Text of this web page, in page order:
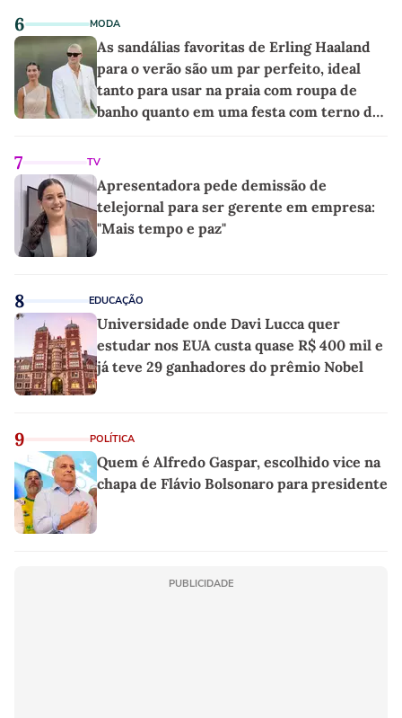
6 MODA
As sandálias favoritas de Erling Haaland
para o verão são um par perfeito, ideal
tanto para usar na praia com roupa de
banho quanto em uma festa com terno de
7 TV
Apresentadora pede demissão de
telejornal para ser gerente em empresa:
"Mais tempo e paz"
8 EDUCAÇÃO
Universidade onde Davi Lucca quer
estudar nos EUA custa quase R$ 400 mil e
já teve 29 ganhadores do prêmio Nobel
9 POLÍTICA
Quem é Alfredo Gaspar, escolhido vice na
chapa de Flávio Bolsonaro para presidente
PUBLICIDADE